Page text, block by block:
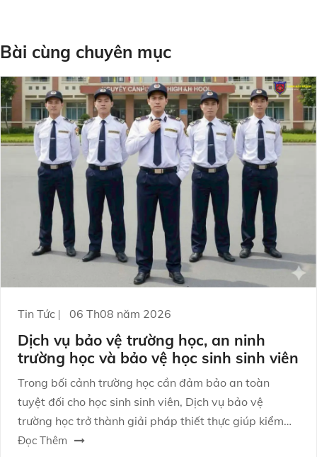
Bài cùng chuyên mục
Tin Tức 06 Th08 năm 2026
Dịch vụ bảo vệ trường học, an ninh
trường học và bảo vệ học sinh sinh viên
Trong bối cảnh trường học cần đảm bảo an toàn
tuyệt đối cho học sinh sinh viên, Dịch vụ bảo vệ
trường học trở thành giải pháp thiết thực giúp kiểm
soát rủi ro, ngăn chặn hành vi xâm nhập trái phép và
Đọc Thêm